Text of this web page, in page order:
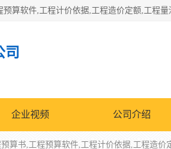
司
企业视频 公司介绍